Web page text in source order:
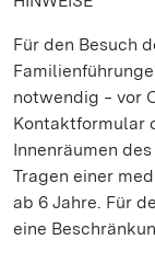
Für den Besuch
notwendig ‒ vor
Kontaktformular
Innenräumen
Tragen einer
ab 6 Jahre. Für
eine